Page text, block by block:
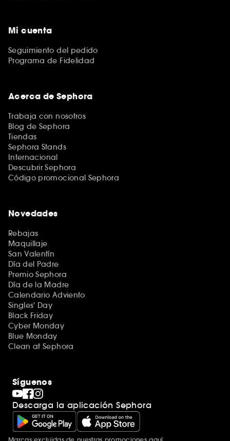
Mi cuenta
Seguimiento del pedido
Programa de Fidelidad
Acerca de Sephora
Trabaja con nosotros
Blog de Sephora
Tiendas
Sephora Stands
Internacional
Descubrir Sephora
Código promocional Sephora
Novedades
Rebajas
Maquillaje
San Valentín
Día del Padre
Premio Sephora
Día de la Madre
Calendario Adviento
Singles' Day
Black Friday
Cyber Monday
Blue Monday
Clean at Sephora
Síguenos
Descarga la aplicación Sephora